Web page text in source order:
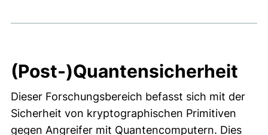
(Post-)Quantensicherheit
Dieser Forschungsbereich befasst sich mit der
Sicherheit von kryptographischen Primitiven
gegen Angreifer mit Quantencomputern. Dies